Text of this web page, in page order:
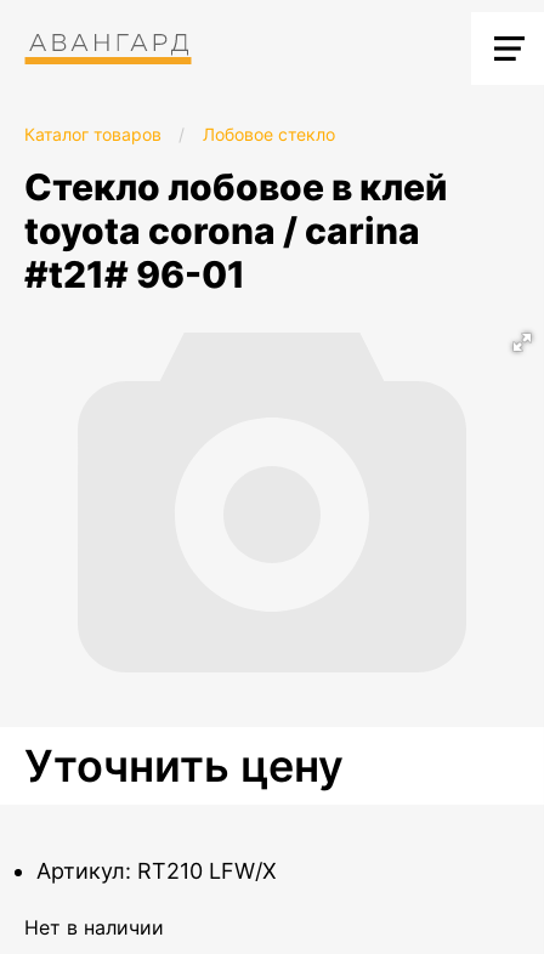
Каталог товаров / Лобовое стекло
стекло лобовое в клей
toyota corona / carina
#t21# 96-01
Уточнить цену
Артикул: RT210 LFW/X
Нет в наличии